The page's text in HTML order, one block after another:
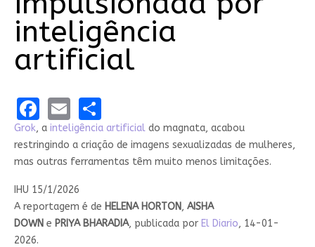
inteligência
artificial
Facebook
EmailShare
Grok, a inteligência artificialdo magnata, acabou
restringindo a criação de imagens sexualizadas de mulheres,
mas outras ferramentas têm muito menos limitações.
IHU 15/1/2026
A reportagem é de HELENA HORTON, AISHA
DOWN e PRIYA BHARADIA, publicada por El Diario, 14-01-
2026.